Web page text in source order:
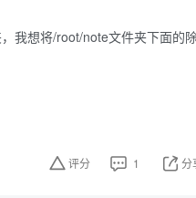
我想将/root/note文件夹下面的
评分 1 分